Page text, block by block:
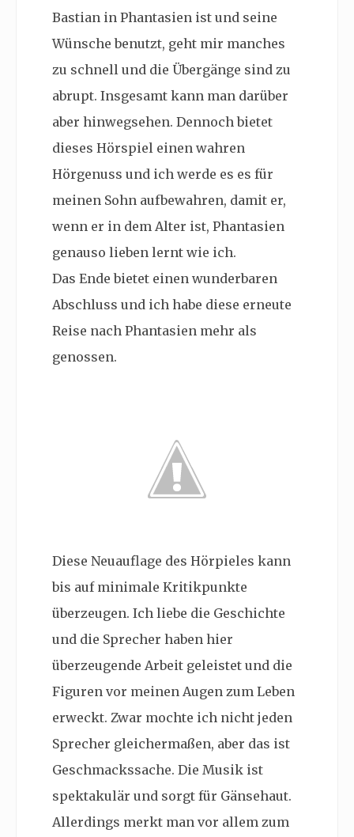
Bastian in Phantasien ist und seine
Wünsche benutzt, geht mir manches
zu schnell und die Übergänge sind zu
abrupt. Insgesamt kann man darüber
aber hinwegsehen. Dennoch bietet
dieses Hörspiel einen wahren
Hörgenuss und ich werde es es für
meinen Sohn aufbewahren, damit er,
wenn er in dem Alter ist, Phantasien
genauso lieben lernt wie ich.
Das Ende bietet einen wunderbaren
Abschluss und ich habe diese erneute
Reise nach Phantasien mehr als
genossen.
Diese Neuauflage des Hörpieles kann
bis auf minimale Kritikpunkte
überzeugen. Ich liebe die Geschichte
und die Sprecher haben hier
überzeugende Arbeit geleistet und die
Figuren vor meinen Augen zum Leben
erweckt. Zwar mochte ich nicht jeden
Sprecher gleichermaßen, aber das ist
Geschmackssache. Die Musik ist
spektakulär und sorgt für Gänsehaut.
Allerdings merkt man vor allem zum